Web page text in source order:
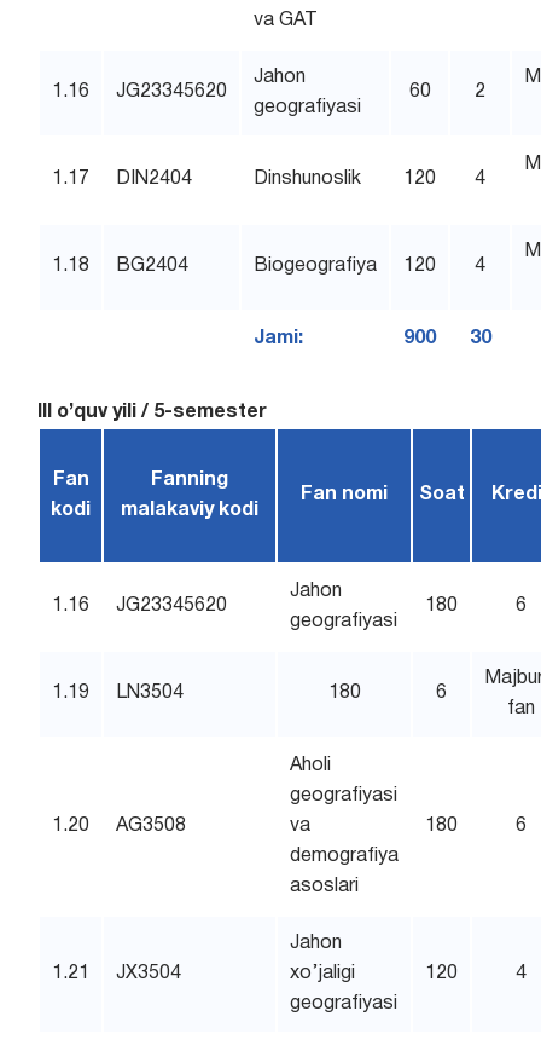
va GAT
1.16 JG23345620
Jahon
geografiyasi
60 2
1.17 DIN2404 Dinshunoslik 120 4
1.18 BG2404 Biogeografiya 120 4
Jami: 900 30
III o’quv yili / 5-semester
Fan
kodi
Fanning
malakaviy kodi
Fan nomi Soat
1.16 JG23345620
Jahon
geografiyasi
180 6
1.19 LN3504 180 6
fan
1.20 AG3508
Aholi
geografiyasi
va
demografiya
asoslari
180 6
1.21 JX3504
Jahon
xo’jaligi
geografiyasi
120 4